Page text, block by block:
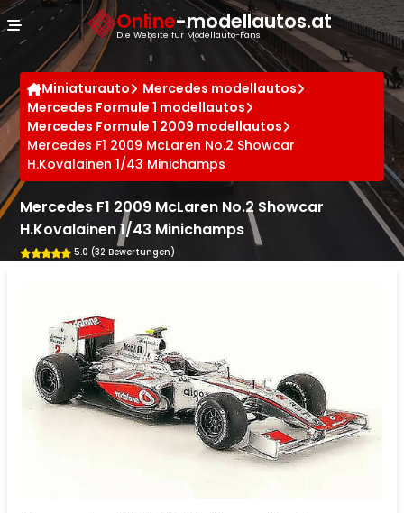
Online-modellautos.at
Die Website für Modellauto-Fans
Miniaturauto
Mercedes modellautos
Mercedes Formule 1 modellautos
Mercedes Formule 1 2009 modellautos
Mercedes F1 2009 McLaren No.2 Showcar
H.Kovalainen 1/43 Minichamps
Mercedes F1 2009 McLaren No.2 Showcar
H.Kovalainen 1/43 Minichamps
5.0 (32 Bewertungen)
Cookie-Einstellungen